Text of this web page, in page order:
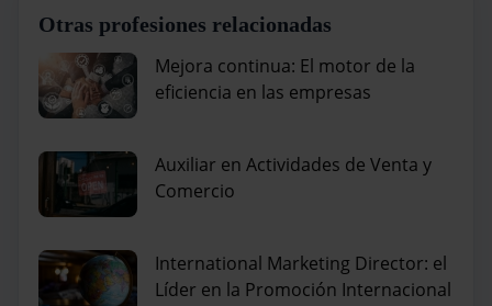
Otras profesiones relacionadas
Mejora continua: El motor de la
eficiencia en las empresas
Auxiliar en Actividades de Venta y
Comercio
International Marketing Director: el
Líder en la Promoción Internacional